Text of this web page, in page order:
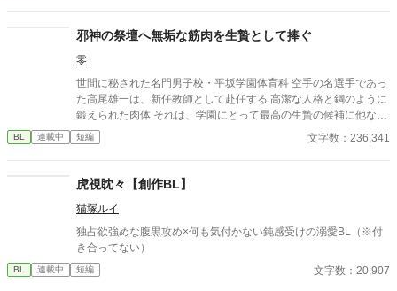
邪神の祭壇へ無垢な筋肉を生贄として捧ぐ
零
世間に秘された名門男子校・平坂学園体育科 空手の名選手であっ
た高尾雄一は、新任教師として赴任する 高潔な人格と鋼のように
鍛えられた肉体 それは、学園にとって最高の生贄の候補に他なら
なかった 至高の筋肉を持つ、精神を削られ意志をなくした青年を
太古の神に捧げるため、“水”、“風”、“土”の信奉者達が暗躍する 意
校で繰り広げられるダークファンタジー
BL 連載中 短編 文字数：236,341
虎視眈々【創作BL】
猫塚ルイ
独占欲強めな腹黒攻め×何も気付かない鈍感受けの溺愛BL（※付
き合ってない）
BL 連載中 短編 文字数：20,907